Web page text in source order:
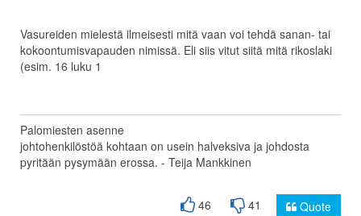
Vasureiden mielestä ilmeisesti mitä vaan voi tehdä sanan- tai
kokoontumisvapauden nimissä. Eli siis vitut siitä mitä rikoslaki
(esim. 16 luku 1
Palomiesten asenne
johtohenkilöstöä kohtaan on usein halveksiva ja johdosta
pyritään pysymään erossa. - Teija Mankkinen
46 41 Quote